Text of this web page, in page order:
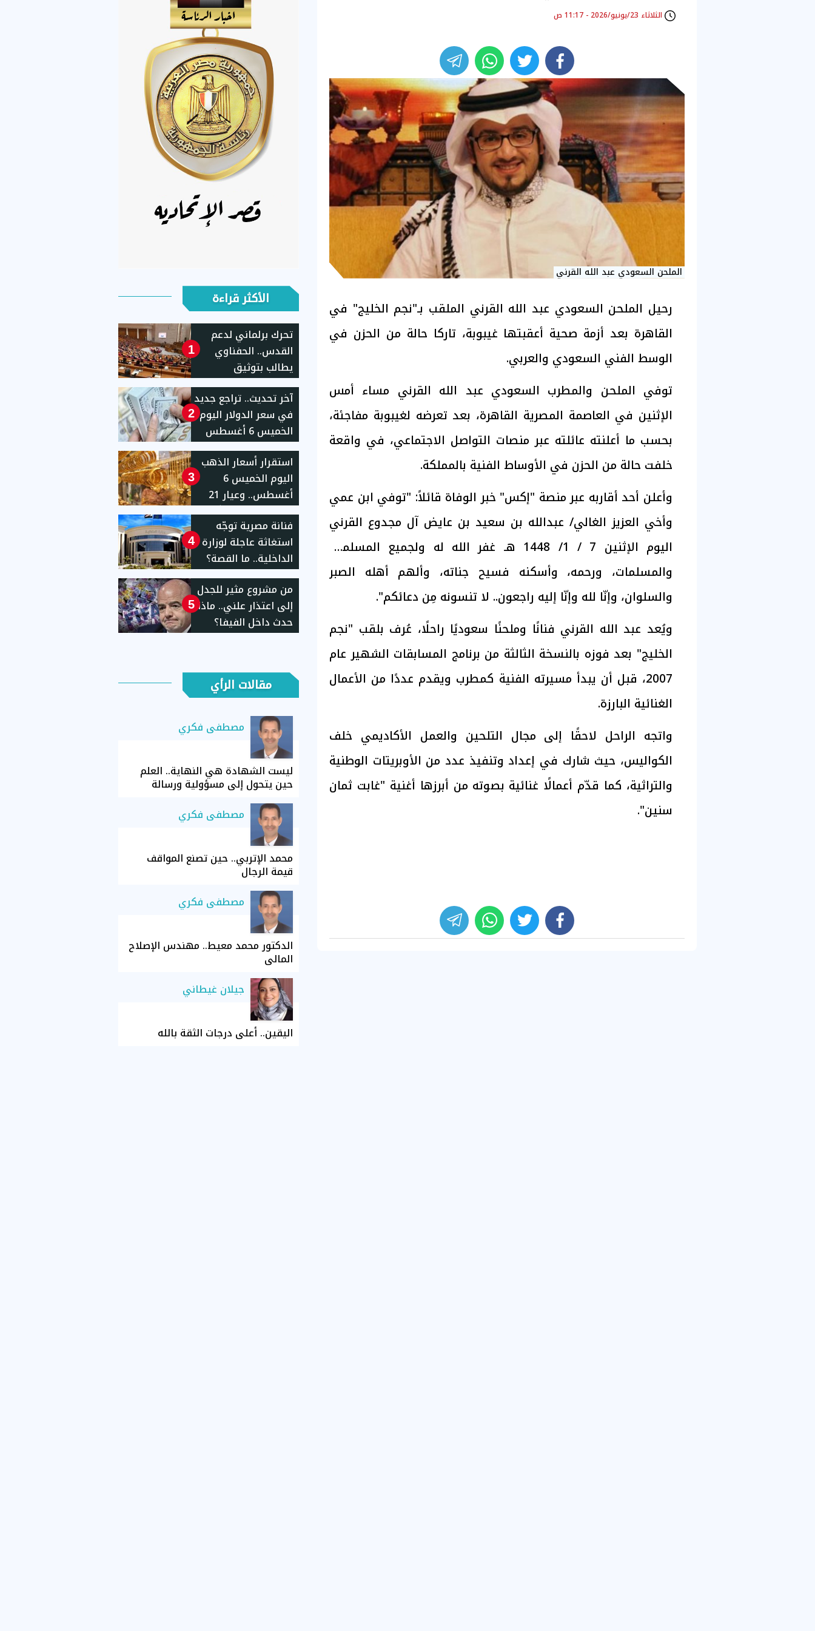
الثلاثاء 23/يونيو/2026 - 11:17 ص
الملحن السعودي عبد الله القرني
رحيل الملحن السعودي عبد الله القرني الملقب بـ"نجم الخليج" في
القاهرة بعد أزمة صحية أعقبتها غيبوبة، تاركا حالة من الحزن في
الوسط الفني السعودي والعربي.
توفي الملحن والمطرب السعودي عبد الله القرني مساء أمس
الإثنين في العاصمة المصرية القاهرة، بعد تعرضه لغيبوبة مفاجئة،
بحسب ما أعلنته عائلته عبر منصات التواصل الاجتماعي، في واقعة
خلفت حالة من الحزن في الأوساط الفنية بالمملكة.
وأعلن أحد أقاربه عبر منصة "إكس" خبر الوفاة قائلاً: "توفي ابن عمي
وأخي العزيز الغالي/ عبدالله بن سعيد بن عايض آل مجدوع القرني
اليوم الإثنين 7 / 1/ 1448 هـ غفر الله له ولجميع المسلمين
والمسلمات، ورحمه، وأسكنه فسيح جناته، وألهم أهله الصبر
والسلوان، وإنّا لله وإنّا إليه راجعون.. لا تنسونه مِن دعائكم".
ويُعد عبد الله القرني فنانًا وملحنًا سعوديًا راحلًا، عُرف بلقب "نجم
الخليج" بعد فوزه بالنسخة الثالثة من برنامج المسابقات الشهير عام
2007، قبل أن يبدأ مسيرته الفنية كمطرب ويقدم عددًا من الأعمال
الغنائية البارزة.
واتجه الراحل لاحقًا إلى مجال التلحين والعمل الأكاديمي خلف
الكواليس، حيث شارك في إعداد وتنفيذ عدد من الأوبريتات الوطنية
والتراثية، كما قدّم أعمالًا غنائية بصوته من أبرزها أغنية "غابت ثمان
سنين".
الأكثر قراءة
1
تحرك برلماني لدعم
القدس.. الحفناوي
يطالب بتوثيق
الانتهاكات الإسرائيلية
ومحاسبة الاحتلال
2
آخر تحديث.. تراجع جديد
في سعر الدولار اليوم
الخميس 6 أغسطس
2026
3
استقرار أسعار الذهب
اليوم الخميس 6
أغسطس.. وعيار 21
يسجل 5930 جنيهًا
4
فنانة مصرية توجّه
استغاثة عاجلة لوزارة
الداخلية.. ما القصة؟
5
من مشروع مثير للجدل
إلى اعتذار علني.. ماذا
حدث داخل الفيفا؟
مقالات الرأي
مصطفى فكري
ليست الشهادة هي النهاية.. العلم
حين يتحول إلى مسؤولية ورسالة
مصطفى فكري
محمد الإتربي.. حين تصنع المواقف
قيمة الرجال
مصطفى فكري
الدكتور محمد معيط.. مهندس الإصلاح
المالي
جيلان غيطاني
اليقين.. أعلى درجات الثقة بالله